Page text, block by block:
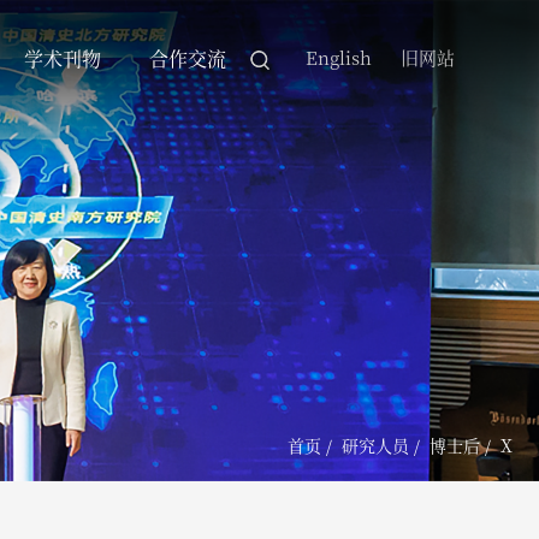
学术刊物 合作交流 English 旧网站
首页/ 研究人员 / 博士后/X